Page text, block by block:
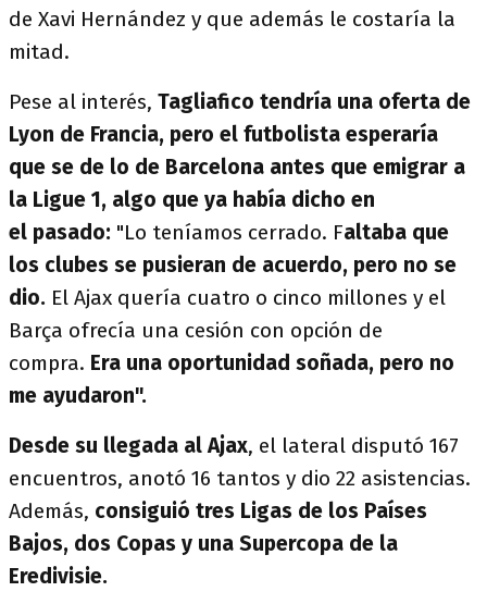
de Xavi Hernández y que además le costaría la
mitad.
Pese al interés, Tagliafico tendría una oferta de
Lyon de Francia, pero el futbolista esperaría
que se de lo de Barcelona antes que emigrar a
la Ligue 1, algo que ya había dicho en
el pasado: "Lo teníamos cerrado. Faltaba que
los clubes se pusieran de acuerdo, pero no se
dio. El Ajax quería cuatro o cinco millones y el
Barça ofrecía una cesión con opción de
compra. Era una oportunidad soñada, pero no
me ayudaron".
Desde su llegada al Ajax, el lateral disputó 167
encuentros, anotó 16 tantos y dio 22 asistencias.
Además, consiguió tres Ligas de los Países
Bajos, dos Copas y una Supercopa de la
Eredivisie.